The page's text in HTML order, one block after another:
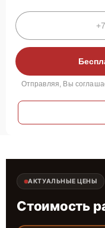
Отправляя, Вы
АКТУАЛЬНЫЕ ЦЕНЫ
Стоимость